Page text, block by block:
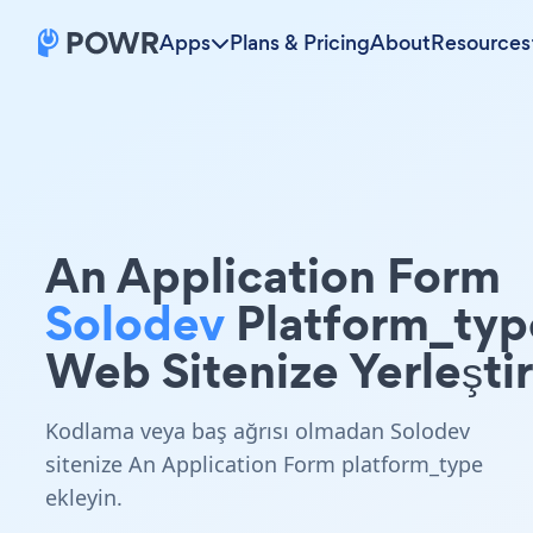
Apps Plans & PricingAboutResources
An Application Form
Solodev
Web Sitenize
Kodlama veya baş ağrısı olmadan Solodev
sitenize An Application Form platform_type
ekleyin.